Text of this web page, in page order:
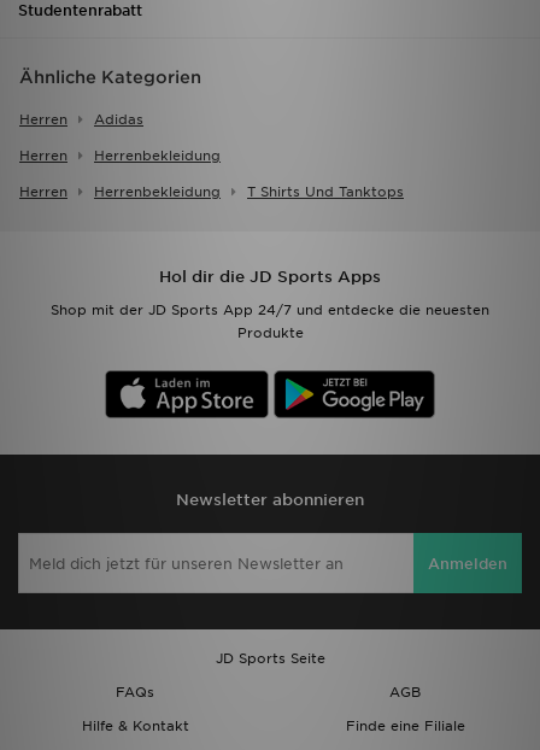
Studentenrabatt
Ähnliche Kategorien
Herren Adidas
Herren Herrenbekleidung
Herren Herrenbekleidung T Shirts Und Tanktops
Hol dir die JD Sports Apps
Shop mit der JD Sports App 24/7 und entdecke die neuesten
Produkte
Newsletter abonnieren
Anmelden
JD Sports Seite
FAQs
AGB
Hilfe & Kontakt
Finde eine Filiale